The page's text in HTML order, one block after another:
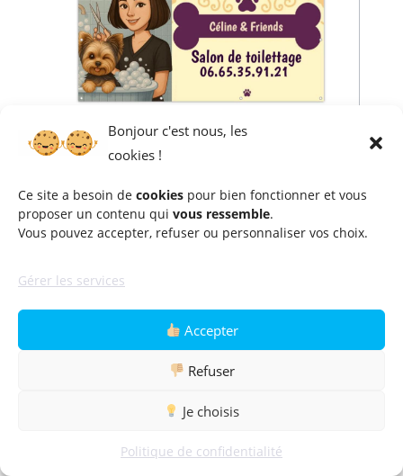
Bonjour c'est nous, les
cookies !
Ce site a besoin de cookies pour bien fonctionner et vous
proposer un contenu qui vous ressemble.
Vous pouvez accepter, refuser ou personnaliser vos choix.
Gérer les services
Accepter
Refuser
Je choisis
Politique de confidentialité
Céline & Friends
Céline VERRECCHIA
Saint Apre